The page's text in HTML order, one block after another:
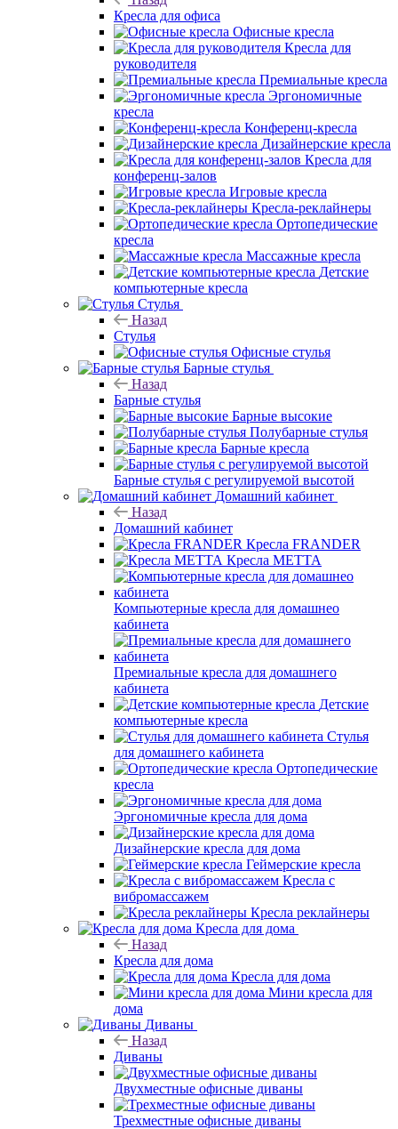
Кресла для офиса
Офисные кресла
Кресла для
руководителя
Премиальные кресла
Эргономичные
кресла
Конференц-кресла
Дизайнерские кресла
Кресла для
конференц-залов
Игровые кресла
Кресла-реклайнеры
Ортопедические
кресла
Массажные кресла
Детские
компьютерные кресла
Стулья
Назад
Стулья
Офисные стулья
Барные стулья
Назад
Барные стулья
Барные высокие
Полубарные стулья
Барные кресла
Барные стулья с регулируемой высотой
Домашний кабинет
Назад
Домашний кабинет
Кресла FRANDER
Кресла METTA
Компьютерные кресла для домашнео
кабинета
Премиальные кресла для домашнего
кабинета
Детские
компьютерные кресла
Стулья
для домашнего кабинета
Ортопедические
кресла
Эргономичные кресла для дома
Дизайнерские кресла для дома
Геймерские кресла
Кресла с
вибромассажем
Кресла реклайнеры
Кресла для дома
Назад
Кресла для дома
Кресла для дома
Мини кресла для
дома
Диваны
Назад
Диваны
Двухместные офисные диваны
Трехместные офисные диваны